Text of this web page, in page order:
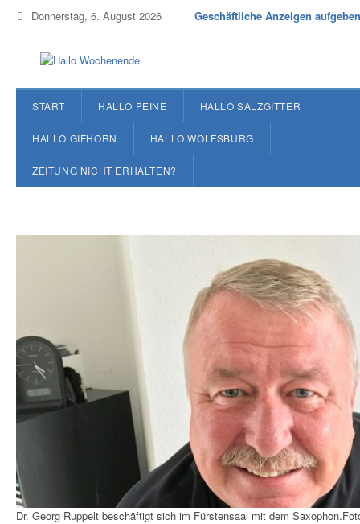
Donnerstag, 6. August 2026 Geschäftliche Anzeigen aufgeben
START HALLO PEINE HALLO SALZGITTER
HALLO GIFHORN HALLO WOLFSBURG
ZEITUNG NICHT ERHALTEN?
Dr. Georg Ruppelt beschäftigt sich im Fürstensaal mit dem